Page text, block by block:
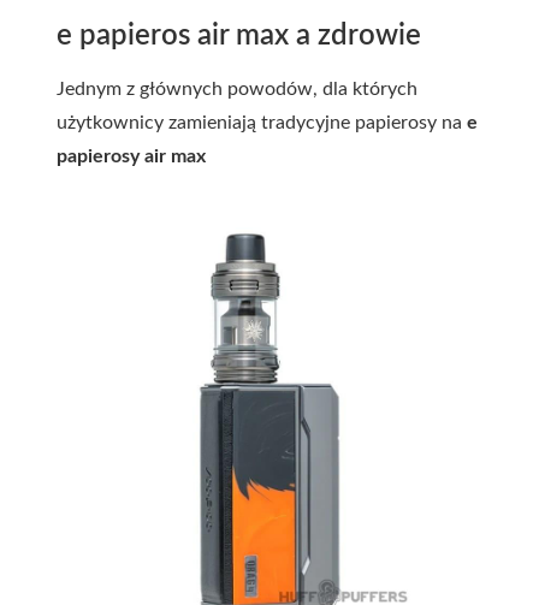
e papieros air max a zdrowie
Jednym z głównych powodów, dla których
użytkownicy zamieniają tradycyjne papierosy na e
papierosy air max